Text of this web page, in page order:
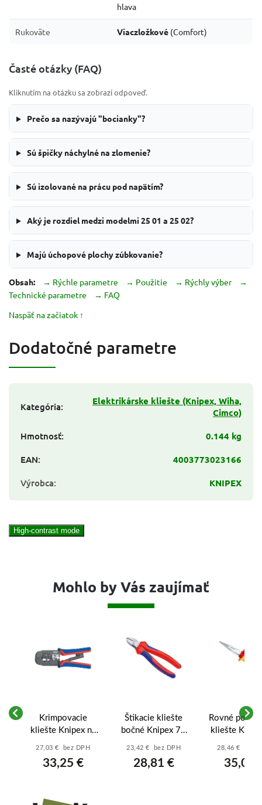
hlava
Rukoväte Viaczložkové (Comfort)
Časté otázky (FAQ)
Kliknutím na otázku sa zobrazí odpoveď.
Prečo sa nazývajú "bocianky"?
Sú špičky náchylné na zlomenie?
Sú izolované na prácu pod napätím?
Aký je rozdiel medzi modelmi 25 01 a 25 02?
Majú úchopové plochy zúbkovanie?
Obsah: → Rýchle parametre → Použitie → Rýchly výber
→
Technické parametre
→ FAQ
Naspäť na začiatok ↑
Dodatočné parametre
Kategória:
Elektrikárske kliešte (Knipex, Wiha,
Cimco)
Hmotnosť:
0.144 kg
EAN:
4003773023166
Výrobca: KNIPEX
High-contrast mode
Mohlo by Vás zaujímať
Krimpovacie
kliešte Knipex na
51 10) - 190 mm
27,03 € bez DPH
33,25 €
Štikacie kliešte
bočné Knipex 70
23,42 € bez DPH
28,81 €
Rovné
kliešte
28,46 € bez
35,01